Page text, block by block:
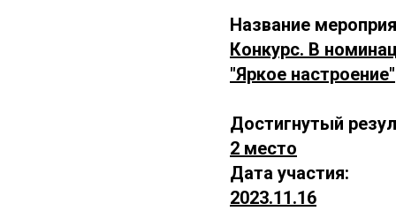
Название
Конкурс. В
"Яркое настроение"
Достигнутый
2 место
Дата участия:
2023.11.16